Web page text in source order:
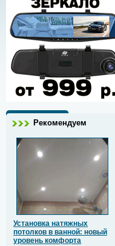
Рекомендуем
Установка натяжных
потолков в ванной: новый
уровень комфорта